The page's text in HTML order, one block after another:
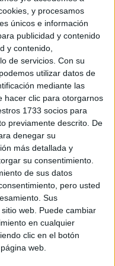
y procesamos
únicos e información
publicidad y contenido
y contenido,
de servicios. Con su
utilizar datos de
mediante las
hacer clic para otorgarnos
1733 socios para
previamente descrito. De
denegar su
más detallada y
su consentimiento.
de sus datos
pero usted
Sus
web. Puede cambiar
en cualquier
clic en el botón
web.
VALENCIA(Universidad
¡GRATIS!
Semipresencial |Valencia
de Educación
de
(Universidad
¡GRATIS!
Online |